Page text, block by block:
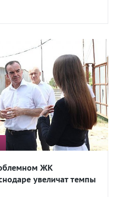
ЖК
увеличат темпы